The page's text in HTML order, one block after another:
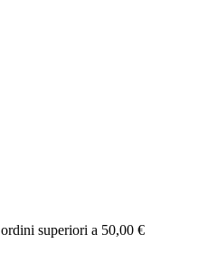
superiori a 50,00 €